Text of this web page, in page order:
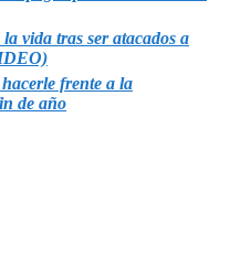
vida tras ser atacados a
frente a la
de año